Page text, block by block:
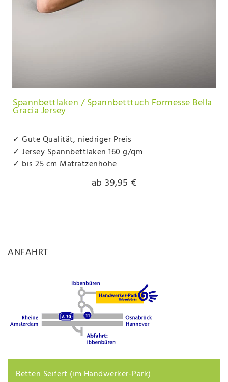
Spannbettlaken / Spannbetttuch Formesse Bella
Gracia Jersey
✓ Gute Qualität, niedriger Preis
✓ Jersey Spannbettlaken 160 g/qm
✓ bis 25 cm Matratzenhöhe
ab 39,95 €
ANFAHRT
Betten Seifert (im Handwerker-Park)